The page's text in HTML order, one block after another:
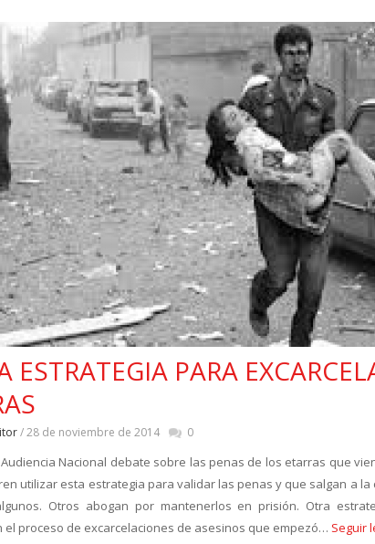
ESTRATEGIA PARA
/ 28 de noviembre de 2014 0
Audiencia Nacional debate sobre las penas de los etarras que
utilizar esta estrategia para validar las penas y que salgan a la
Otros abogan por mantenerlos en prisión. Otra
el proceso de excarcelaciones de asesinos que empezó… Seguir